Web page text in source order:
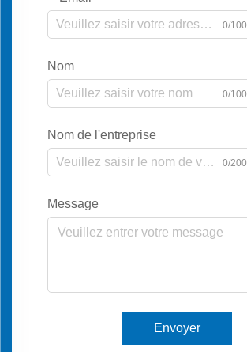
0/100
Nom
0/100
Nom de l'entreprise
0/200
Message
Envoyer